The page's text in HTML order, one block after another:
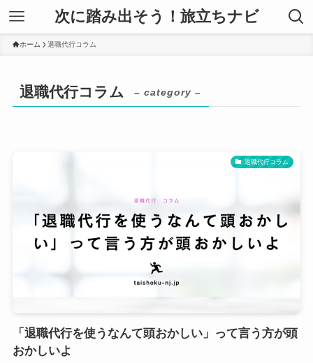
次に踏み出そう！旅立ちナビ
ホーム 退職代行コラム
退職代行コラム – category –
退職代行コラム
「退職代行を使うなんて頭おかしい」って言う方が頭
おかしいよ